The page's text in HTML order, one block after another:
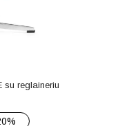
su reglaineriu